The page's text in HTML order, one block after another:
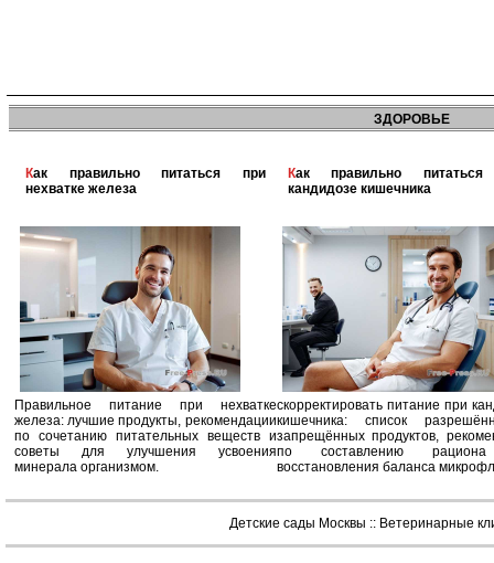
ЗДОРОВЬЕ
Как правильно питаться при
нехватке железа
Правильное питание при нехватке
железа: лучшие продукты, рекомендации
по сочетанию питательных веществ и
советы для улучшения усвоения
минерала организмом.
Как правильно питаться при
кандидозе кишечника
скорректировать питание при
кишечника: список
запрещённых продуктов,
по составлению
восстановления баланса
Детские сады Москвы :: Ветеринарные